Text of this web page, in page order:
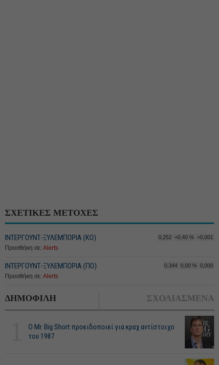
ΣΧΕΤΙΚΕΣ ΜΕΤΟΧΕΣ
ΙΝΤΕΡΓΟΥΝΤ-ΞΥΛΕΜΠΟΡΙΑ (ΚΟ) 0,252 +0,40 % +0,001
Προσθήκη σε: Alerts
ΙΝΤΕΡΓΟΥΝΤ-ΞΥΛΕΜΠΟΡΙΑ (ΠΟ) 0,344 0,00 % 0,000
Προσθήκη σε: Alerts
ΔΗΜΟΦΙΛΗ ΣΧΟΛΙΑΣΜΕΝΑ
O Mr. Big Short προειδοποιεί για κραχ αντίστοιχο
του 1987